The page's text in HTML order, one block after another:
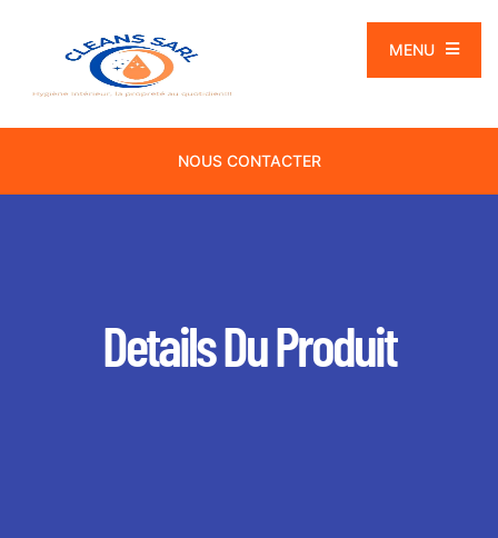
MENU
NOUS CONTACTER
Details Du Produit